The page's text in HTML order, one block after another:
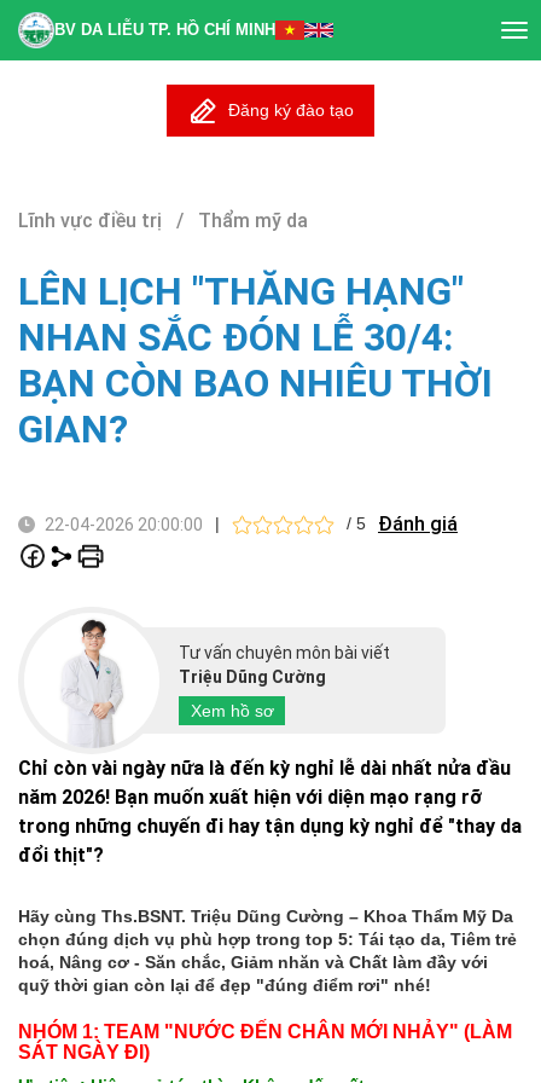
BV DA LIỄU TP. HỒ CHÍ MINH
Đăng ký đào tạo
Lĩnh vực điều trị / Thẩm mỹ da
LÊN LỊCH "THĂNG HẠNG"
NHAN SẮC ĐÓN LỄ 30/4:
BẠN CÒN BAO NHIÊU THỜI
GIAN?
22-04-2026 20:00:00 | / 5 Đánh giá
Tư vấn chuyên môn bài viết
Triệu Dũng Cường
Xem hồ sơ
Chỉ còn vài ngày nữa là đến kỳ nghỉ lễ dài nhất nửa đầu
năm 2026! Bạn muốn xuất hiện với diện mạo rạng rỡ
trong những chuyến đi hay tận dụng kỳ nghỉ để "thay da
đổi thịt"?
Hãy cùng Ths.BSNT. Triệu Dũng Cường – Khoa Thẩm Mỹ Da
chọn đúng dịch vụ phù hợp trong top 5: Tái tạo da, Tiêm trẻ
hoá, Nâng cơ - Săn chắc, Giảm nhăn và Chất làm đầy với
quỹ thời gian còn lại để đẹp "đúng điểm rơi" nhé!
NHÓM 1: TEAM "NƯỚC ĐẾN CHÂN MỚI NHẢY" (LÀM
SÁT NGÀY ĐI)